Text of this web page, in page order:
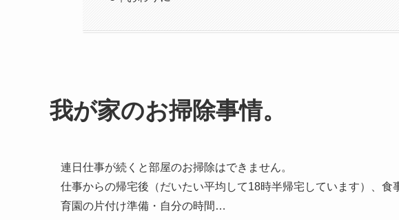
我が家のお掃除事情。
連日仕事が続くと部屋のお掃除はできません。
仕事からの帰宅後（だいたい平均して18時半帰宅しています）、
育園の片付け準備・自分の時間…